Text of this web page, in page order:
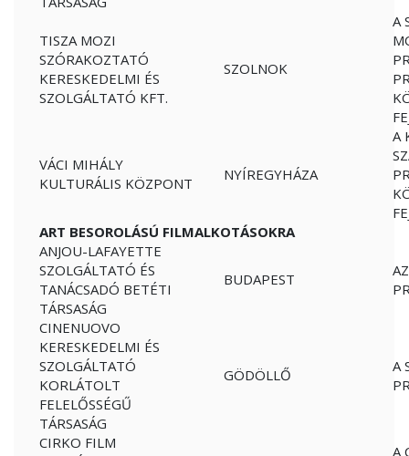
TISZA MOZI
SZÓRAKOZTATÓ
KERESKEDELMI ÉS
SZOLGÁLTATÓ KFT.
SZOLNOK
A
VÁCI MIHÁLY
KULTURÁLIS KÖZPONT
NYÍREGYHÁZA
A
ART BESOROLÁSÚ FILMALKOTÁSOKRA
ANJOU-LAFAYETTE
SZOLGÁLTATÓ ÉS
TANÁCSADÓ BETÉTI
TÁRSASÁG
BUDAPEST
CINENUOVO
KERESKEDELMI ÉS
SZOLGÁLTATÓ
KORLÁTOLT
FELELŐSSÉGŰ
TÁRSASÁG
GÖDÖLLŐ
A
CIRKO FILM
A